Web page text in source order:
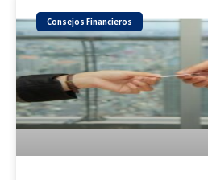
Consejos Financieros